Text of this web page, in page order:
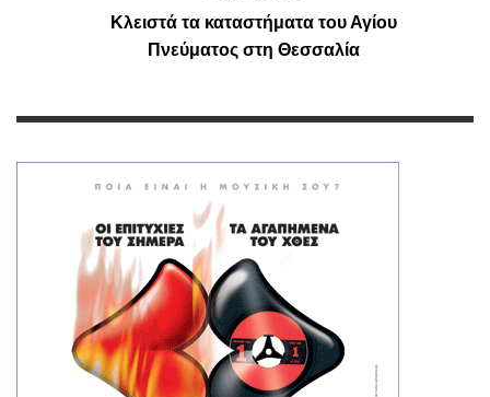
Κλειστά τα καταστήματα του Αγίου
Πνεύματος στη Θεσσαλία